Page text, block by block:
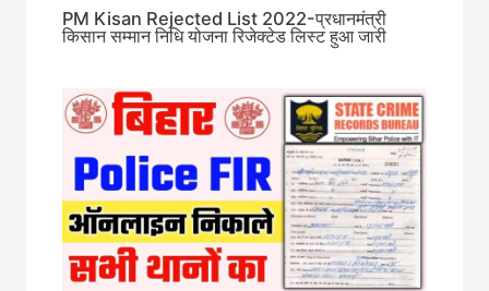
PM Kisan Rejected List 2022-प्रधानमंत्री
किसान सम्मान निधि योजना रिजेक्टेड लिस्ट हुआ जारी